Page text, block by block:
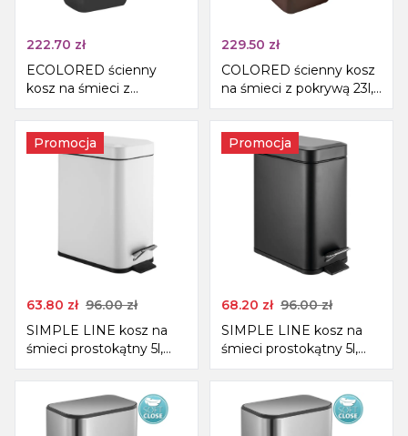
222.70 zł
ECOLORED ścienny
kosz na śmieci z
pokrywą 23l, ABS, czarny
mat
229.50 zł
COLORED ścienny kosz
na śmieci z pokrywą 23l,
ABS, brązowy
Promocja
63.80 zł 96.00zł
SIMPLE LINE kosz na
śmieci prostokątny 5l,
biały mat
Promocja
68.20 zł 96.00zł
SIMPLE LINE kosz na
śmieci prostokątny 5l,
czarny mat